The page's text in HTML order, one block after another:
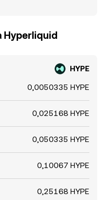
Hyperliquid
HYPE
0,0050335 HYPE
0,025168 HYPE
0,050335 HYPE
0,10067 HYPE
0,25168 HYPE